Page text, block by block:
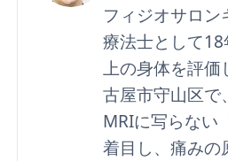
フィジオサロ
療法士として
上の身体を評価
古屋市守山区で
MRIに写らない
着目し、痛みの